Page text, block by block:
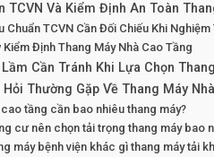
TCVN Và Kiểm Định An Toàn
Chuẩn TCVN Cần Đối Chiếu Khi Nghiệm
Kiểm Định Thang Máy Nhà Cao Tầng
Cần Tránh Khi Lựa Chọn
Hỏi Thường Gặp Về Thang Máy
cao tầng cần bao nhiêu thang máy?
cư nên chọn tải trọng thang máy bao
máy bệnh viện khác gì thang máy tải